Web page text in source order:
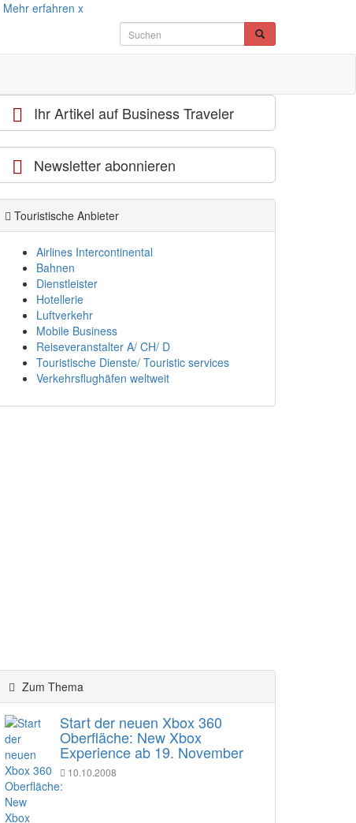
Mehr erfahren x
Ihr Artikel auf Business Traveler
Newsletter abonnieren
Touristische Anbieter
Airlines Intercontinental
Bahnen
Dienstleister
Hotellerie
Luftverkehr
Mobile Business
Reiseveranstalter A/ CH/ D
Touristische Dienste/ Touristic services
Verkehrsflughäfen weltweit
Zum Thema
Start der neuen Xbox 360
Oberfläche: New Xbox
Experience ab 19. November
10.10.2008